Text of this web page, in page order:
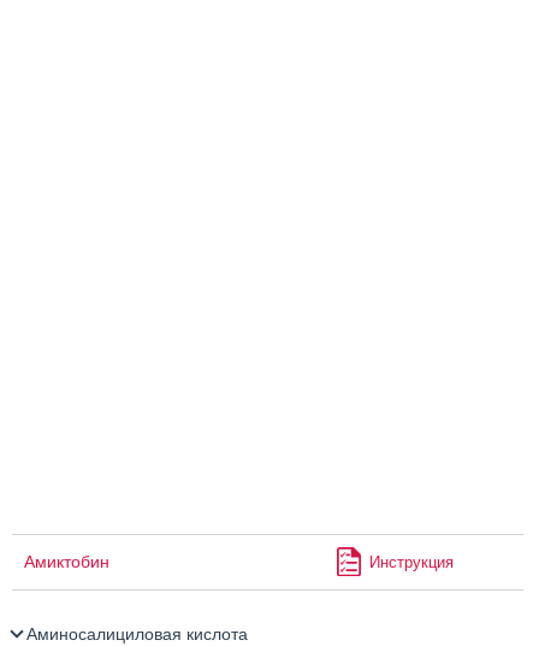
Амиктобин Инструкция
Аминосалициловая кислота